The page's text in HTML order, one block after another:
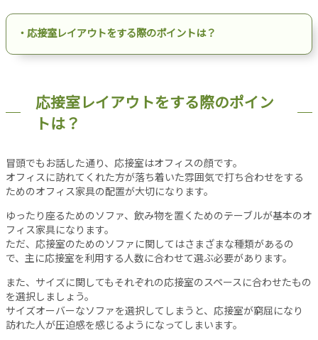
ン
パ
ー
シ
ョ
オ
フ
ス
消
防
設
備
コ
ラ
ム
・応接室レイアウトをする際のポイントは？
応接室レイアウトをする際のポイン
トは？
冒頭でもお話した通り、応接室はオフィスの顔です。
オフィスに訪れてくれた方が落ち着いた雰囲気で打ち合わせをする
ためのオフィス家具の配置が大切になります。
ゆったり座るためのソファ、飲み物を置くためのテーブルが基本のオ
フィス家具になります。
ただ、応接室のためのソファに関してはさまざまな種類があるの
で、主に応接室を利用する人数に合わせて選ぶ必要があります。
また、サイズに関してもそれぞれの応接室のスペースに合わせたもの
を選択しましょう。
サイズオーバーなソファを選択してしまうと、応接室が窮屈になり
訪れた人が圧迫感を感じるようになってしまいます。